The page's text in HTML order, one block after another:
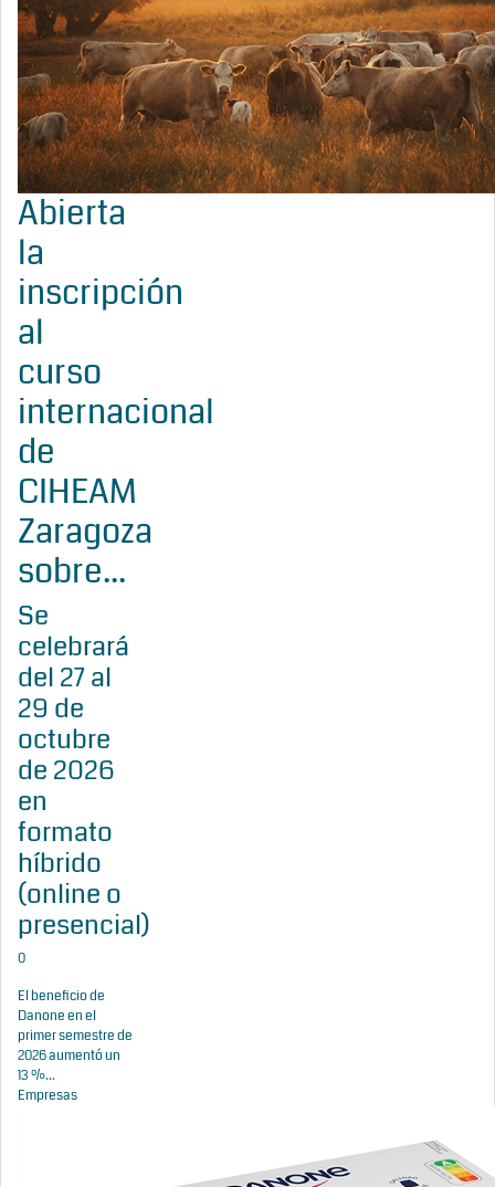
Abierta
la
inscripción
al
curso
internacional
de
CIHEAM
Zaragoza
sobre...
Se
celebrará
del 27 al
29 de
octubre
de 2026
en
formato
híbrido
(online o
presencial)
0
El beneficio de
Danone en el
primer semestre de
2026 aumentó un
13 %...
Empresas